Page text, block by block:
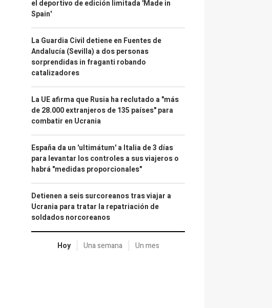
el deportivo de edición limitada 'Made in
Spain'
La Guardia Civil detiene en Fuentes de
Andalucía (Sevilla) a dos personas
sorprendidas in fraganti robando
catalizadores
La UE afirma que Rusia ha reclutado a "más
de 28.000 extranjeros de 135 países" para
combatir en Ucrania
España da un 'ultimátum' a Italia de 3 días
para levantar los controles a sus viajeros o
habrá "medidas proporcionales"
Detienen a seis surcoreanos tras viajar a
Ucrania para tratar la repatriación de
soldados norcoreanos
Hoy Una semana Un mes